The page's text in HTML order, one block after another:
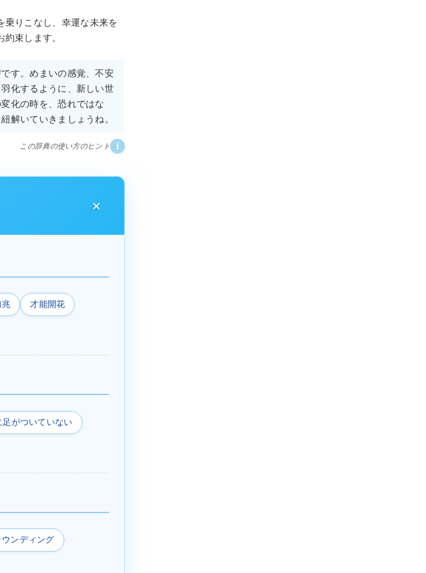
乗りこなし、幸運な未来を
束します。
す。めまいの感覚、不安
化するように、新しい世
化の時を、恐れではな
解いていきましょうね。
この辞典の使い方のヒント i
兆 才能開花
足がついていない
ウンディング